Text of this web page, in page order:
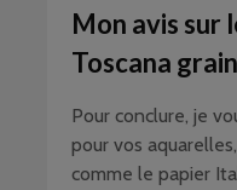
Mon avis sur
Toscana
Pour conclure, je
pour vos
comme le papier